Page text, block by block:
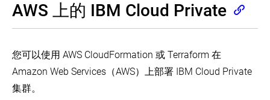
在
行
Kubernetes
AWS 上的 IBM Cloud Private
您可以使用 AWS CloudFormation 或 Terraform 在
Amazon Web Services（AWS）上部署 IBM Cloud Private
集群。